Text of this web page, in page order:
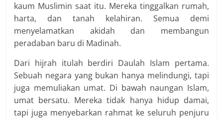
kaum Muslimin saat itu. Mereka tinggalkan rumah,
harta, dan tanah kelahiran. Semua demi
menyelamatkan akidah dan membangun
peradaban baru di Madinah.
Dari hijrah itulah berdiri Daulah Islam pertama.
Sebuah negara yang bukan hanya melindungi, tapi
juga memuliakan umat. Di bawah naungan Islam,
umat bersatu. Mereka tidak hanya hidup damai,
tapi juga menyebarkan rahmat ke seluruh penjuru